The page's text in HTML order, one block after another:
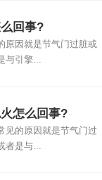
回事?
原因就是节气门过脏或
与引擎...
怎么回事?
见的原因就是节气门过
者是与...